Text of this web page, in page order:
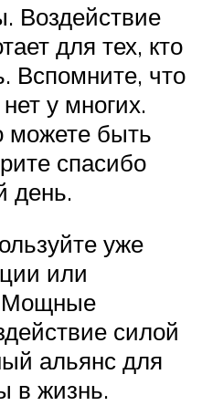
Воздействие
для тех, кто
Вспомните, что
у многих.
можете быть
спасибо
день.
уже
или
Мощные
силой
альянс для
в жизнь.